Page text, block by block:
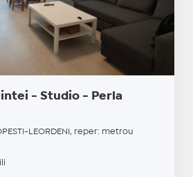
- Studio - Perla
LEORDENI, reper: metrou